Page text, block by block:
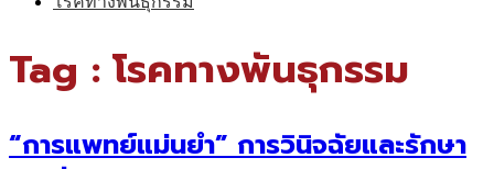
Tag : โรคทางพันธุกรรม
“การแพทย์แม่นยำ” การวินิจฉัยและรักษา